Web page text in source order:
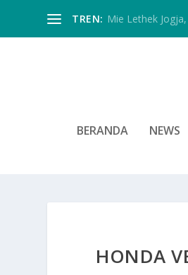
TREN: Mie Lethek
BERANDA NEWS
HONDA